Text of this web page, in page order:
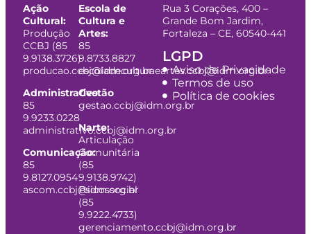
Ação
Cultural:
Produção
CCBJ (85
9.9138.3726)
producao.ccbj@idm.org.br
Administrativo:
85
9.9233.0228
administrativo.ccbj@idm.org.br
Comunicação:
85
9.8127.0954
ascom.ccbj@idm.org.br
Escola de
Cultura e
Artes:
85
9.8733.8827
escoladeculturaeartes.ccbj@idm.org.br
Gestão
gestao.ccbj@idm.org.br
Narte:
Articulação
Comunitária
(85
9.9138.9742)
Psicossocial
(85
9.9222.4733)
gerenciamento.ccbj@idm.org.br
Rua 3 Corações, 400 –
Grande Bom Jardim,
Fortaleza – CE, 60540-441
LGPD
Aviso de Privacidade
Termos de uso
Política de cookies